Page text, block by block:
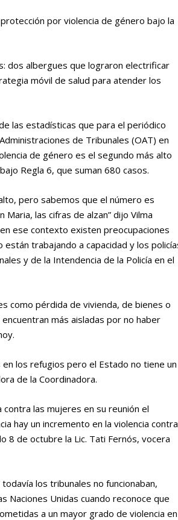
por violencia de género bajo la
dos albergues que lograron electrificar
móvil de salud para atender los
las estadísticas que para el periódico
de Tribunales (OAT) en
de género es el segundo más alto
Regla 6, que suman 680 casos.
pero sabemos que el número es
las cifras de alzan” dijo Vilma
ese contexto existen preocupaciones
trabajando a capacidad y los
y de la Intendencia de la Policía en el
como pérdida de vivienda, de bienes o
más aisladas por no haber
los refugios pero el Estado no tiene un
de la Coordinadora.
las mujeres en su reunión el
hay un incremento en la violencia contra
8 de octubre la Lic. Tati Fernós, vocera
los tribunales no funcionaban,
Naciones Unidas cuando reconoce que
a un mayor grado de violencia en